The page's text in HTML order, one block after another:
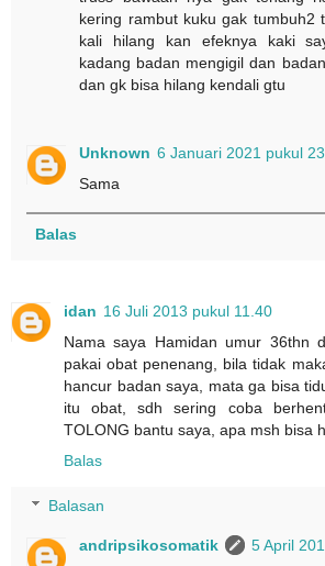
kering rambut kuku gak tumbuh2
kali hilang kan efeknya kaki
kadang badan mengigil dan
dan gk bisa hilang kendali gtu
Unknown 6 Januari 2021 pukul
Sama
Balas
idan 16 Juli 2013 pukul 11.40
Nama saya Hamidan umur 36thn
pakai obat penenang, bila tidak
hancur badan saya, mata ga bisa
itu obat, sdh sering coba
TOLONG bantu saya, apa msh bisa
Balas
Balasan
andripsikosomatik
5 April